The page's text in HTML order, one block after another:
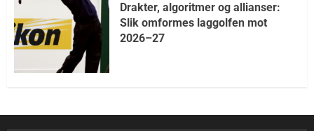
Drakter, algoritmer og allianser:
Slik omformes laggolfen mot
2026–27